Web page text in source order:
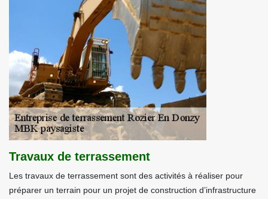
Travaux de terrassement
Les travaux de terrassement sont des activités à réaliser pour
préparer un terrain pour un projet de construction d’infrastructure